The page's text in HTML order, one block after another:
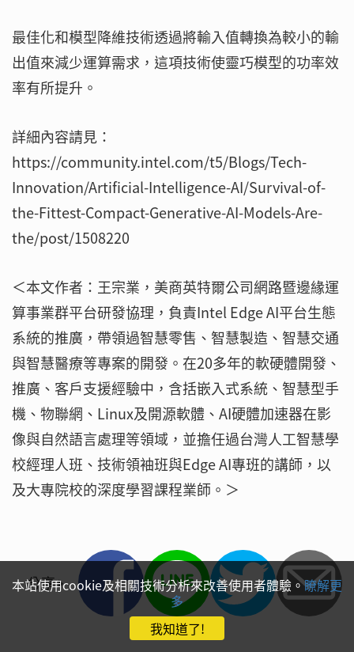
最佳化和模型降維技術透過將輸入值轉換為較小的輸
出值來減少運算需求，這項技術使靈巧模型的功率效
率有所提升。
詳細內容請見：
https://community.intel.com/t5/Blogs/Tech-
Innovation/Artificial-Intelligence-AI/Survival-of-
the-Fittest-Compact-Generative-AI-Models-Are-
the/post/1508220
＜本文作者：王宗業，美商英特爾公司網路暨邊緣運
算事業群平台研發協理，負責Intel Edge AI平台生態
系統的推廣，帶領過智慧零售、智慧製造、智慧交通
與智慧醫療等專案的開發。在20多年的軟硬體開發、
推廣、客戶支援經驗中，含括嵌入式系統、智慧型手
機、物聯網、Linux及開源軟體、AI硬體加速器在影
像與自然語言處理等領域，並擔任過台灣人工智慧學
校經理人班、技術領袖班與Edge AI專班的講師，以
及大專院校的深度學習課程業師。＞
分享
本站使用cookie及相關技術分析來改善使用者體驗。瞭解更
多
我知道了!